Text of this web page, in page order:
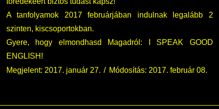
A tanfolyamok 2017 februárjában indulnak legalább 2
szinten, kiscsoportokban.
Gyere, hogy elmondhasd Magadról: I SPEAK GOOD
ENGLISH!
Megjelent: 2017. január 27.
Módosítás: 2017. február 08.